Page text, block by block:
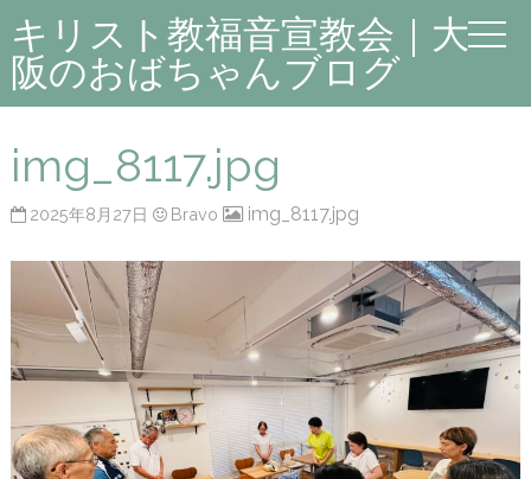
キリスト教福音宣教会｜大
阪のおばちゃんブログ
img_8117.jpg
2025年8月27日 Bravo img_8117.jpg